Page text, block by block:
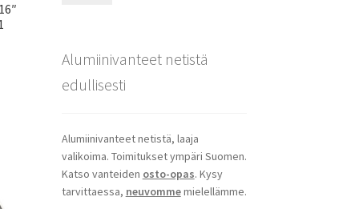
Alumiinivanteet netistä
edullisesti
Alumiinivanteet netistä, laaja
valikoima. Toimitukset ympäri Suomen.
Katso vanteiden osto-opas. Kysy
tarvittaessa, neuvommemielellämme.